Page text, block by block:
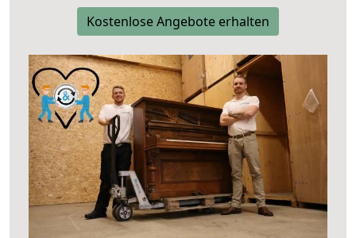
Kostenlose Angebote erhalten